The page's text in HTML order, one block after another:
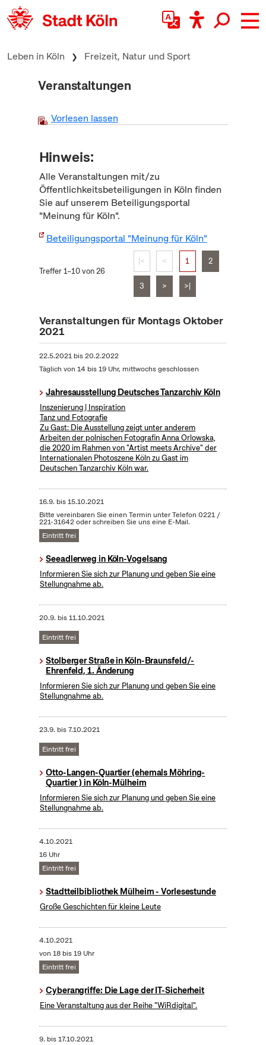
zum Inhalt springen
Leben in Köln Freizeit, Natur und Sport
Veranstaltungen
Vorlesen lassen
Hinweis:
Alle Veranstaltungen mit/zu
Öffentlichkeitsbeteiligungen in Köln finden
Sie auf unserem Beteiligungsportal
"Meinung für Köln".
Beteiligungsportal "Meinung für Köln"
Treffer 1–10 von 26
|< < 1 2
3 > >|
Veranstaltungen für Montags Oktober
2021
22.5.2021bis20.2.2022
Täglich von 14 bis 19 Uhr, mittwochs geschlossen
Jahresausstellung Deutsches Tanzarchiv Köln
Inszenierung | Inspiration
Tanz und Fotografie
Zu Gast: Die Ausstellung zeigt unter anderem
Arbeiten der polnischen Fotografin Anna Orlowska,
die 2020 im Rahmen von "Artist meets Archive" der
Internationalen Photoszene Köln zu Gast im
Deutschen Tanzarchiv Köln war.
16.9. bis15.10.2021
Bitte vereinbaren Sie einen Termin unter Telefon 0221 /
221-31642 oder schreiben Sie uns eine E-Mail.
Eintritt frei
Seeadlerweg in Köln-Vogelsang
Informieren Sie sich zur Planung und geben Sie eine
Stellungnahme ab.
20.9. bis11.10.2021
Eintritt frei
Stolberger Straße in Köln-Braunsfeld/-
Ehrenfeld, 1. Änderung
Informieren Sie sich zur Planung und geben Sie eine
Stellungnahme ab.
23.9. bis7.10.2021
Eintritt frei
Otto-Langen-Quartier (ehemals Möhring-
Quartier ) in Köln-Mülheim
Informieren Sie sich zur Planung und geben Sie eine
Stellungnahme ab.
4.10.2021
16 Uhr
Eintritt frei
Stadtteilbibliothek Mülheim - Vorlesestunde
Große Geschichten für kleine Leute
4.10.2021
von 18 bis 19 Uhr
Eintritt frei
Cyberangriffe: Die Lage der IT-Sicherheit
Eine Veranstaltung aus der Reihe "WiRdigital".
9. bis17.10.2021